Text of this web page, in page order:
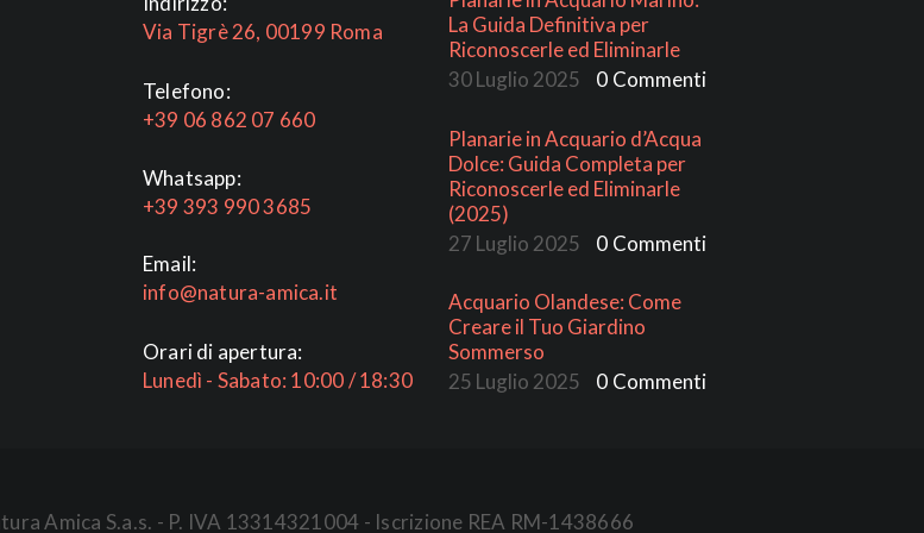
Via Tigrè 26, 00199 Roma
Telefono:
+39 06 862 07 660
Whatsapp:
+39 393 990 3685
Email:
info@natura-amica.it
Orari di apertura:
Lunedì - Sabato: 10:00 / 18:30
La Guida Definitiva per
Riconoscerle ed Eliminarle
30 Luglio 2025
0 Commenti
Planarie in Acquario d’Acqua
Dolce: Guida Completa per
Riconoscerle ed Eliminarle
(2025)
27 Luglio 2025
0 Commenti
Acquario Olandese: Come
Creare il Tuo Giardino
Sommerso
25 Luglio 2025
0 Commenti
Amica S.a.s. - P. IVA 13314321004 - Iscrizione REA RM-1438666